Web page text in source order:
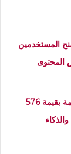
المستخدمين
المحتوى
كوريا الجنوبية تطلق مشاريع ضخمة بقيمة 576